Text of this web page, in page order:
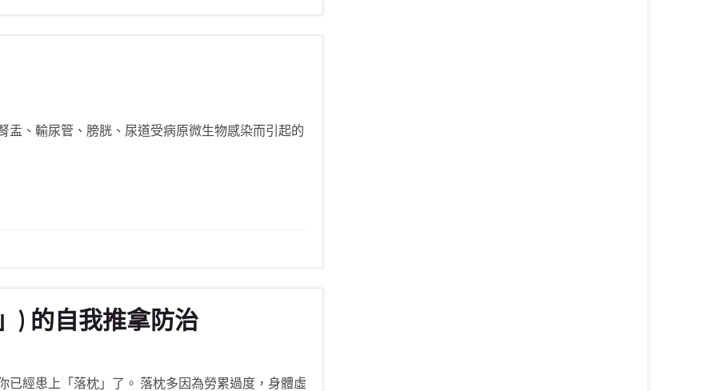
、輸尿管、膀胱、尿道受病原微生物感染而引起的
) 的自我推拿防治
經患上「落枕」了。 落枕多因為勞累過度，身體虛